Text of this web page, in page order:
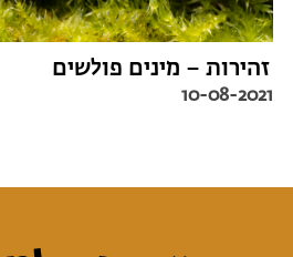
זהירות – מינים פולשים
10-08-2021